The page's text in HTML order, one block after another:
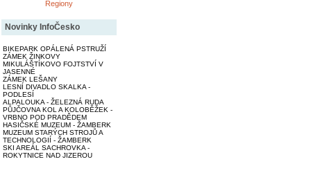
Regiony
Novinky InfoČesko
BIKEPARK OPÁLENÁ PSTRUŽÍ
ZÁMEK ŽINKOVY
MIKULÁŠTÍKOVO FOJTSTVÍ V
JASENNÉ
ZÁMEK LEŠANY
LESNÍ DIVADLO SKALKA -
PODLESÍ
ALPALOUKA - ŽELEZNÁ RUDA
PŮJČOVNA KOL A KOLOBĚŽEK -
VRBNO POD PRADĚDEM
HASIČSKÉ MUZEUM - ŽAMBERK
MUZEUM STARÝCH STROJŮ A
TECHNOLOGIÍ - ŽAMBERK
SKI AREÁL SACHROVKA -
ROKYTNICE NAD JIZEROU